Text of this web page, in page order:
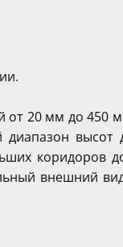
20 мм до 450
высот
коридоров
внешний